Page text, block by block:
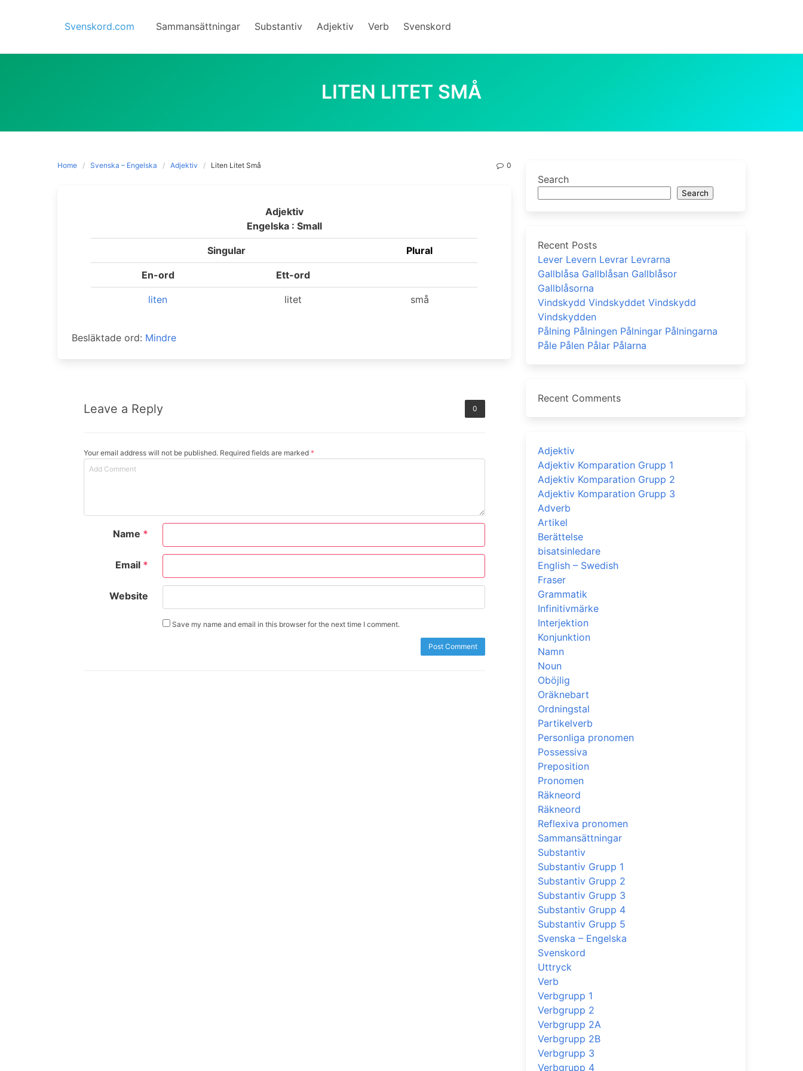
Svenskord.com Sammansättningar Substantiv Adjektiv Verb Svenskord
LITEN LITET SMÅ
Home Svenska – Engelska Adjektiv Liten Litet Små 0
Adjektiv
Engelska : Small
Singular Plural
En-ord Ett-ord
liten litet små
Besläktade ord: Mindre
Leave a Reply 0
Your email address will not be published. Required fields are marked *
Name *
Email *
Website
Save my name and email in this browser for the next time I comment.
Search
Search
Recent Posts
Lever Levern Levrar Levrarna
Gallblåsa Gallblåsan Gallblåsor
Gallblåsorna
Vindskydd Vindskyddet Vindskydd
Vindskydden
Pålning Pålningen Pålningar Pålningarna
Påle Pålen Pålar Pålarna
Recent Comments
Adjektiv
Adjektiv Komparation Grupp 1
Adjektiv Komparation Grupp 2
Adjektiv Komparation Grupp 3
Adverb
Artikel
Berättelse
bisatsinledare
English – Swedish
Fraser
Grammatik
Infinitivmärke
Interjektion
Konjunktion
Namn
Noun
Oböjlig
Oräknebart
Ordningstal
Partikelverb
Personliga pronomen
Possessiva
Preposition
Pronomen
Räkneord
Räkneord
Reflexiva pronomen
Sammansättningar
Substantiv
Substantiv Grupp 1
Substantiv Grupp 2
Substantiv Grupp 3
Substantiv Grupp 4
Substantiv Grupp 5
Svenska – Engelska
Svenskord
Uttryck
Verb
Verbgrupp 1
Verbgrupp 2
Verbgrupp 2A
Verbgrupp 2B
Verbgrupp 3
Verbgrupp 4